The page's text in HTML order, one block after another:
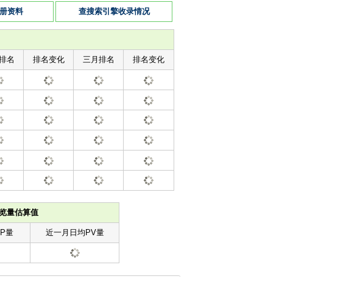
资料 查搜索引擎收录情况
名 排名变化 三月排名 排名变化
量估算值
量 近一月日均PV量